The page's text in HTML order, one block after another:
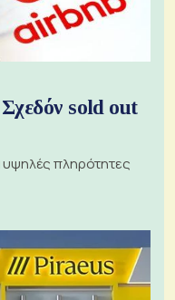
sold out
υψηλές πληρότητες